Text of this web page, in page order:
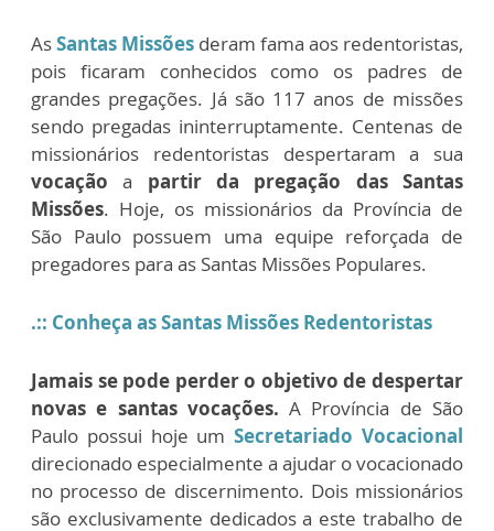
AsSantas Missões deram fama aos redentoristas,
pois ficaram conhecidos como os padres de
grandes pregações. Já são 117 anos de missões
sendo pregadas ininterruptamente. Centenas de
missionários redentoristas despertaram a sua
vocaçãoa partir da pregação das Santas
Missões. Hoje, os missionários da Província de
São Paulo possuem uma equipe reforçada de
pregadores para as Santas Missões Populares.
.:: Conheça as Santas Missões Redentoristas
Jamais se pode perder o objetivo de despertar
novas e santas vocações.A Província de São
Paulo possui hoje um Secretariado Vocacional
direcionado especialmente a ajudar o vocacionado
no processo de discernimento. Dois missionários
são exclusivamente dedicados a este trabalho de